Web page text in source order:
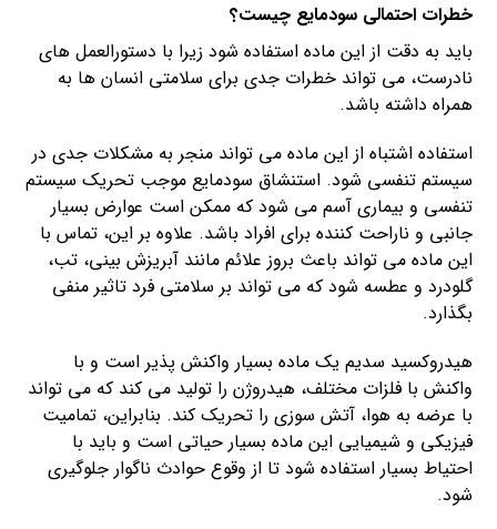
خطرات احتمالی سودمایع چیست؟
باید به دقت از این ماده استفاده شود زیرا با دستورالعمل های
نادرست، می تواند خطرات جدی برای سلامتی انسان ها به
همراه داشته باشد.
استفاده اشتباه از این ماده می تواند منجر به مشکلات جدی در
سیستم تنفسی شود. استنشاق سودمایع موجب تحریک سیستم
تنفسی و بیماری آسم می شود که ممکن است عوارض بسیار
جانبی و ناراحت کننده برای افراد باشد. علاوه بر این، تماس با
این ماده می تواند باعث بروز علائم مانند آبریزش بینی، تب،
گلودرد و عطسه شود که می تواند بر سلامتی فرد تاثیر منفی
بگذارد.
هیدروکسید سدیم یک ماده بسیار واکنش پذیر است و با
واکنش با فلزات مختلف، هیدروژن را تولید می کند که می تواند
با عرضه به هوا، آتش سوزی را تحریک کند. بنابراین، تمامیت
فیزیکی و شیمیایی این ماده بسیار حیاتی است و باید با
احتیاط بسیار استفاده شود تا از وقوع حوادث ناگوار جلوگیری
شود.